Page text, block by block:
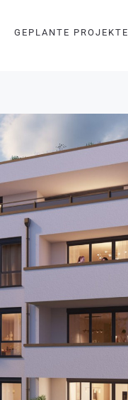
GEPLANTE PROJEKTE